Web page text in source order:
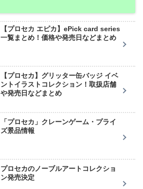
【プロセカ エピカ】ePick card series
一覧まとめ！価格や発売日などまとめ
【プロセカ】グリッター缶バッジ イベ
ントイラストコレクション！取扱店舗
や発売日などまとめ
「プロセカ」クレーンゲーム・プライ
ズ景品情報
プロセカのノーブルアートコレクショ
ン発売決定